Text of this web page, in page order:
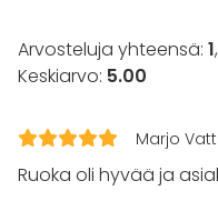
Illallinen / lounas
Kokous
Messut
Virkistystilaisuus
Arvosteluja yhteensä: 1,
Keskiarvo: 5.00
Marjo
Ruoka oli hyvää ja